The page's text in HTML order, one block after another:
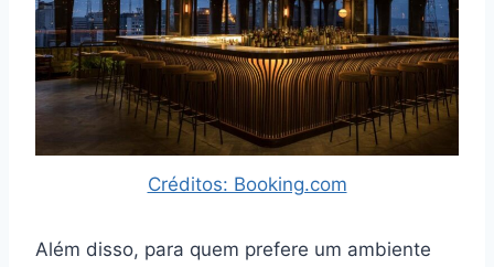
Créditos: Booking.com
Além disso, para quem prefere um ambiente